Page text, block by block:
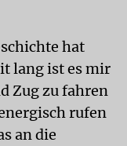
hat
lang ist es mir
Zug zu fahren
rufen
an die